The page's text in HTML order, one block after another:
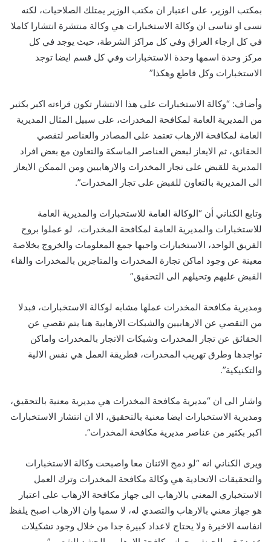
بمكتب الوزير، على اعتبار ان مكتب الوزير يمتلك الصلاحيات، لكنه
نسى او تناسى ان وكالة الاستخبارات هي وكالة منتشرة انتشارا كاملا
في كل ارجاء العراق وفي كل مراكز الشرطة، حيث يوجد في كل
مركز وحدة اسمها وحدة الاستخبارات وفي كل قسم ايضا توجد
الاستخبارات وكل قاطع وهكذا”
وأضاف: “وكالة الاستخبارات على هذا الانتشار تكون قراءته اكبر بكثير
من المديرية العامة لمكافحة المخدرات، على سبيل المثال المديرية
العامة لمكافحة الارهاب تعتمد على المصادر والعناصر لتقصي
الحقائق، ثم الايعاز لبعض العناصر الماسكة والتعاون مع بعض افراد
المديرية للقبض على تجار المخدرات والارهابيين ومن الممكن الايعاز
الى المديرية بالتعاون للقبض على تجار المخدرات”.
وتابع الكناني أن “الوكالة العامة للاستخبارات والمديرية العامة
للاستخبارات والمديرية العامة لمكافحة المخدرات، لو عملوا بروح
الفريق الواحد، الاستخبارات واجبها جمع المعلومات والخروج بخلاصة
معينة عن وجود اماكن تجارة المخدرات والمتاجرين بالمخدرات والقاء
القبض عليهم وتحيلهم الى التحقيق”
ومديرية مكافحة المخدرات عملها مشابه لوكالة الاستخبارات، فبدلا
من التقصي عن الارهابيين والشبكات الارهابية هنا يتم تقصي عن
الحقائق عن تجار المخدرات وشبكات الاتجار بالمخدرات واماكن
تواجدها وطرق تهريب المخدرات، فطريقة العمل هي نفس الالية
والتكنيكية”.
واشار الى ان “مديرية مكافحة المخدرات هي مديرية معنية بالتحقيق،
ومديرية الاستخبارات ايضا معنية بالتحقيق، الا ان انتشار الاستخبارات
اكبر بكثير من عناصر مديرية مكافحة المخدرات”.
ويرى الكناني انه “لو دمج الاثنان معا واصبحت وكالة الاستخبارات
والتحقيقات الاتحادية هي وكالة مكافحة المخدرات وترك العمل
الاستخباري المعني بالارهاب الى جهاز مكافحة الارهاب على اعتبار
هو جهاز معني بالارهاب والتصدي له، لا سميا وان الارهاب اصبح يلفظ
انفاسه الاخيرة ولا يحتاج لاعداد كبيرة جدا من خلال وجود تشكيلات